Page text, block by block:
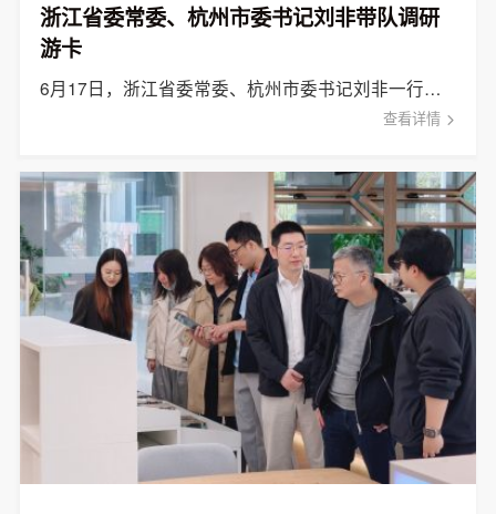
浙江省委常委、杭州市委书记刘非带队调研
游卡
6月17日，浙江省委常委、杭州市委书记刘非一行赴杭州游卡网络技术有限公司开展专题调研。
查看详情